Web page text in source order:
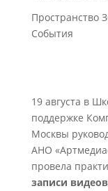
Пространство
События
19 августа в
поддержке
Москвы
АНО
провела
записи